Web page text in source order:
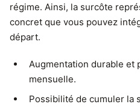
régime. Ainsi, la surcôte
concret que vous pouvez
départ.
Augmentation durable et
mensuelle.
Possibilité de cumuler la